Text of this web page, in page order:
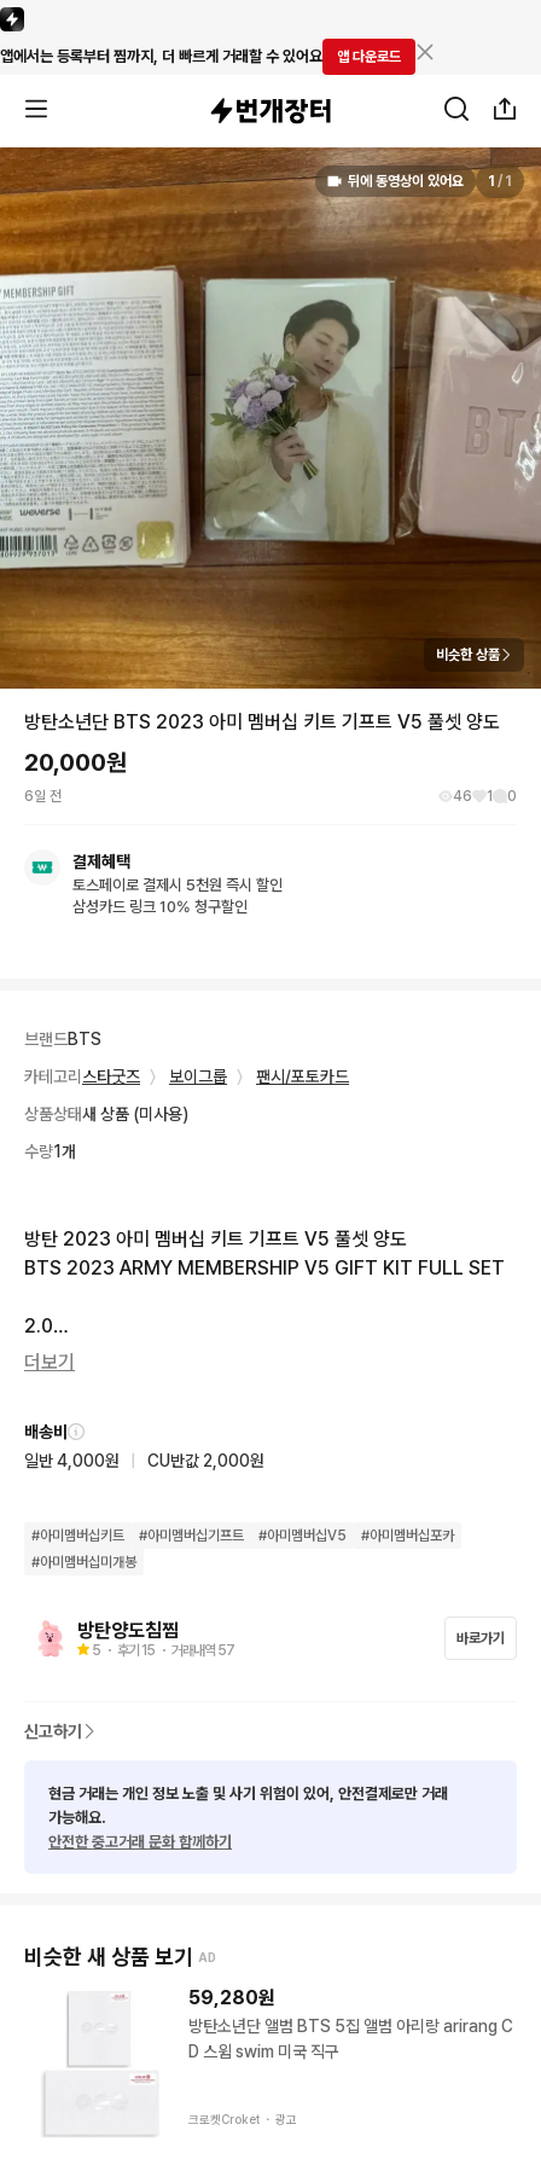
앱에서는 등록부터 찜까지, 더 빠르게 거래할 수 있어요 앱 다운로드
뒤에 동영상이 있어요 1 / 1
비슷한 상품
방탄소년단 BTS 2023 아미 멤버십 키트 기프트 V5 풀셋 양도
20,000원
6일 전 46 1 0
결제혜택
토스페이로 결제시 5천원 즉시 할인
삼성카드 링크 10% 청구할인
브랜드BTS
카테고리 스타굿즈 〉 보이그룹 〉
팬시/포토카드
상품상태새 상품 (미사용)
수량1개
방탄 2023 아미 멤버십 키트 기프트 V5 풀셋 양도
BTS 2023 ARMY MEMBERSHIP V5 GIFT KIT FULL SET
2.0
바로 입금가능할때만 문의주세요‼️
더보기
배송비
일반 4,000원
CU반값 2,000원
#아미멤버십키트 #아미멤버십기프트 #아미멤버십V5 #아미멤버십포카
#아미멤버십미개봉
방탄양도침찜
5 ・ 후기 15 ・ 거래내역 57
바로가기
신고하기
현금 거래는 개인 정보 노출 및 사기 위험이 있어, 안전결제로만 거래
가능해요.
안전한 중고거래 문화 함께하기
비슷한 새 상품 보기 AD
59,280원
방탄소년단 앨범 BTS 5집 앨범 아리랑 arirang C
D 스윔 swim 미국 직구
크로켓Croket ・ 광고